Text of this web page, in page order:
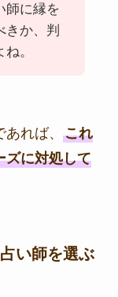
師に縁を
きか、判
。
れば、 これ
ズに対処して
い師を選ぶ